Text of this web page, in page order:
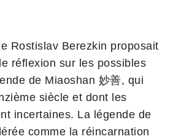
Rostislav Berezkin proposait
réflexion sur les possibles
de Miaoshan 妙善, qui
siècle et dont les
incertaines. La légende de
comme la réincarnation